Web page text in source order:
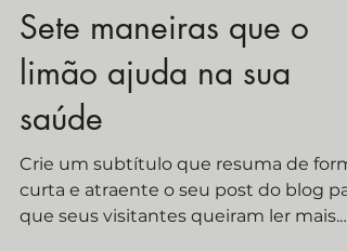
Adriana Maior
6 de fev. de 2023
1 min de leitura
Sete maneiras que o
limão ajuda na sua
saúde